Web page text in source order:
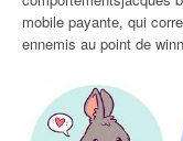
mobile payante, qui
ennemis au point de